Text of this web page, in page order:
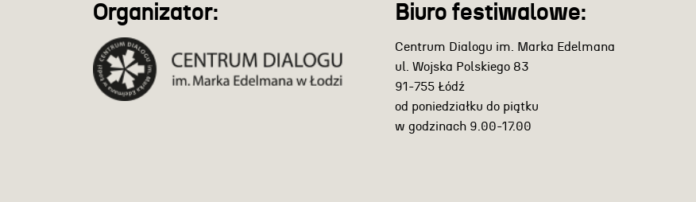
Organizator: Biuro festiwalowe:
Centrum Dialogu im. Marka Edelmana
ul. Wojska Polskiego 83
91-755 Łódź
od poniedziałku do piątku
w godzinach 9.00-17.00